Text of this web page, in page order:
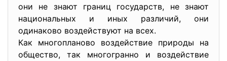
они не знают границ государств, не знают
национальных и иных различий, они
одинаково воздействуют на всех.
Как многопланово воздействие природы на
общество, так многогранно и воздействие